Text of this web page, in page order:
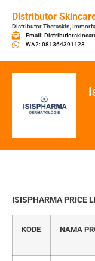
Distributor
Distributor Theraskin,
Email:
WA2: 081364391123
ISISPHARMA PRICE
KODE NAMA